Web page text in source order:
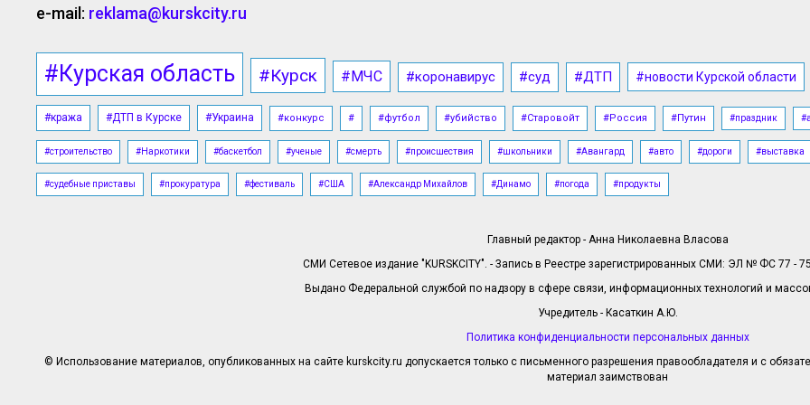
e-mail: reklama@kurskcity.ru
#Курская область #Курск #МЧС #коронавирус #суд #ДТП #новости Курской области
#кража #ДТП в Курске #Украина #конкурс # #футбол #убийство #Старовойт #Россия #Путин #праздник
#строительство #Наркотики #баскетбол #ученые #смерть #происшествия #школьники #Авангард #авто #дороги #выставка
#судебные приставы #прокуратура #фестиваль #США #Александр Михайлов #Динамо #погода #продукты
Главный редактор - Анна Николаевна Власова
СМИ Сетевое издание "KURSKCITY". - Запись в Реестре зарегистрированных СМИ: ЭЛ № ФС 77 -
Выдано Федеральной службой по надзору в сфере связи, информационных технологий и
Учредитель - Касаткин А.Ю.
Политика конфиденциальности персональных данных
© Использование материалов, опубликованных на сайте kurskcity.ru допускается только с письменного разрешения правообладателя и с
материал заимствован